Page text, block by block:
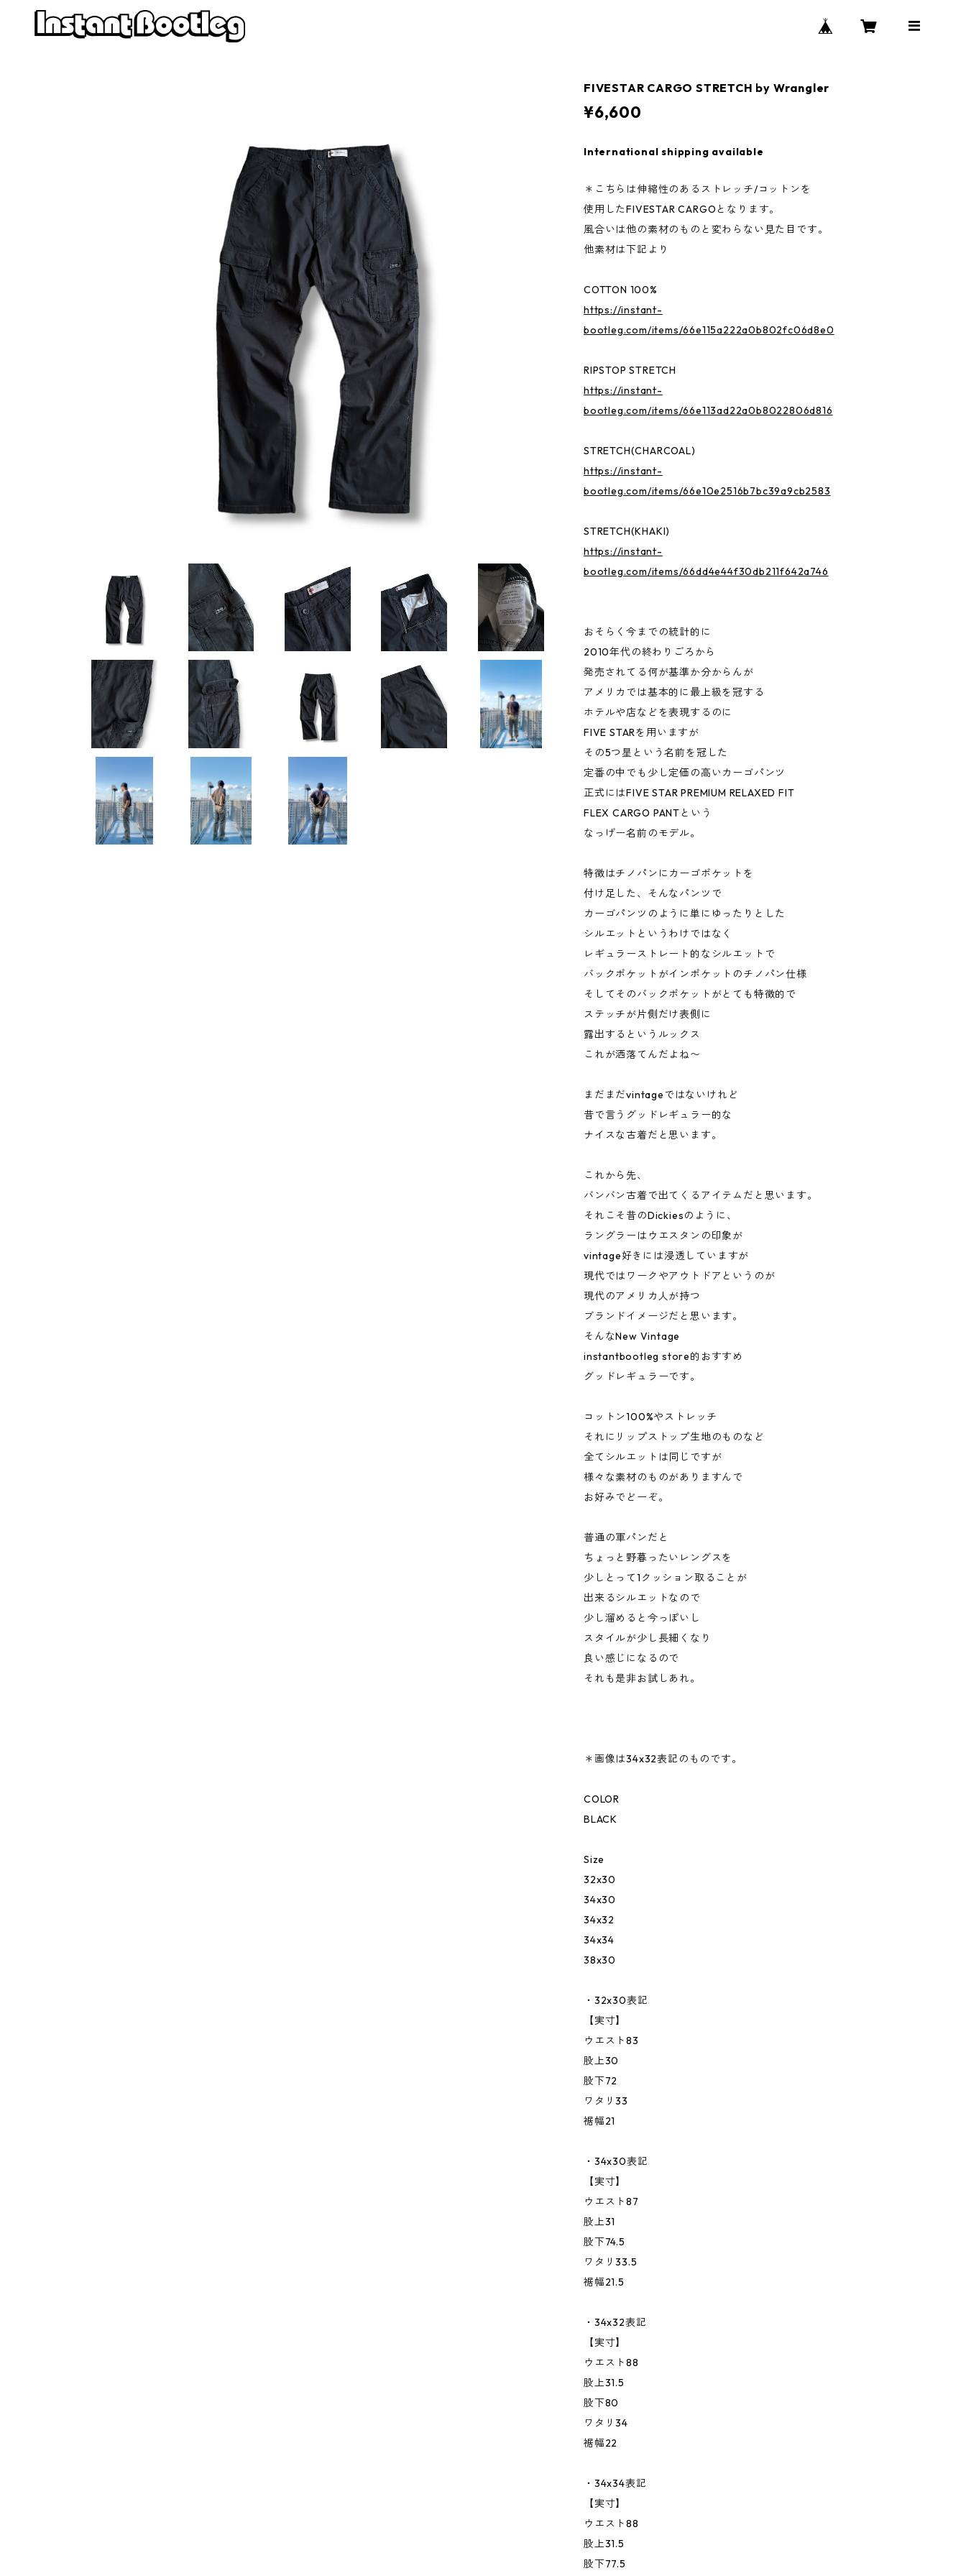
FIVESTAR CARGO STRETCH by Wrangler
¥6,600
International shipping available
＊こちらは伸縮性のあるストレッチ/コットンを
使用したFIVESTAR CARGOとなります。
風合いは他の素材のものと変わらない見た目です。
他素材は下記より
COTTON 100%
https://instant-
bootleg.com/items/66e115a222a0b802fc06d8e0
RIPSTOP STRETCH
https://instant-
bootleg.com/items/66e113ad22a0b8022806d816
STRETCH(CHARCOAL)
https://instant-
bootleg.com/items/66e10e2516b7bc39a9cb2583
STRETCH(KHAKI)
https://instant-
bootleg.com/items/66dd4e44f30db211f642a746
おそらく今までの統計的に
2010年代の終わりごろから
発売されてる何が基準か分からんが
アメリカでは基本的に最上級を冠する
ホテルや店などを表現するのに
FIVE STARを用いますが
その5つ星という名前を冠した
定番の中でも少し定価の高いカーゴパンツ
正式にはFIVE STAR PREMIUM RELAXED FIT
FLEX CARGO PANTという
なっげー名前のモデル。
特徴はチノパンにカーゴポケットを
付け足した、そんなパンツで
カーゴパンツのように単にゆったりとした
シルエットというわけではなく
レギュラーストレート的なシルエットで
バックポケットがインポケットのチノパン仕様
そしてそのバックポケットがとても特徴的で
ステッチが片側だけ表側に
露出するというルックス
これが洒落てんだよね〜
まだまだvintageではないけれど
昔で言うグッドレギュラー的な
ナイスな古着だと思います。
これから先、
バンバン古着で出てくるアイテムだと思います。
それこそ昔のDickiesのように、
ラングラーはウエスタンの印象が
vintage好きには浸透していますが
現代ではワークやアウトドアというのが
現代のアメリカ人が持つ
ブランドイメージだと思います。
そんなNew Vintage
instantbootleg store的おすすめ
グッドレギュラーです。
コットン100%やストレッチ
それにリップストップ生地のものなど
全てシルエットは同じですが
様々な素材のものがありますんで
お好みでどーぞ。
普通の軍パンだと
ちょっと野暮ったいレングスを
少しとって1クッション取ることが
出来るシルエットなので
少し溜めると今っぽいし
スタイルが少し長細くなり
良い感じになるので
それも是非お試しあれ。
＊画像は34x32表記のものです。
COLOR
BLACK
Size
32x30
34x30
34x32
34x34
38x30
・32x30表記
【実寸】
ウエスト83
股上30
股下72
ワタリ33
裾幅21
・34x30表記
【実寸】
ウエスト87
股上31
股下74.5
ワタリ33.5
裾幅21.5
・34x32表記
【実寸】
ウエスト88
股上31.5
股下80
ワタリ34
裾幅22
・34x34表記
【実寸】
ウエスト88
股上31.5
股下77.5